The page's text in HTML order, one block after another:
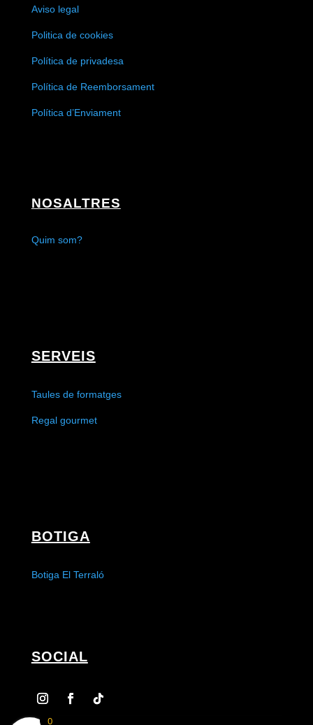
Aviso legal
Politica de cookies
Política de privadesa
Política de Reemborsament
Política d’Enviament
NOSALTRES
Quim som?
SERVEIS
Taules de formatges
Regal gourmet
BOTIGA
Botiga El Terraló
SOCIAL
0